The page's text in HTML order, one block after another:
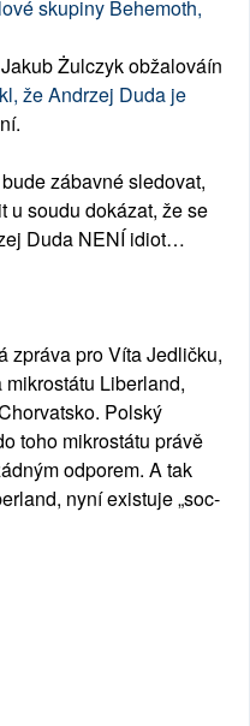
skupiny Behemoth,
Żulczyk obžalováín
že Andrzej Duda je
zábavné sledovat,
u soudu dokázat, že se
Duda NENÍ idiot…
zpráva pro Víta Jedličku,
Liberland,
Polský
toho mikrostátu právě
odporem. A tak
nyní existuje „soc-